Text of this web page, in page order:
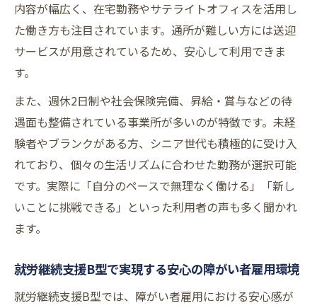
内容が幅広く、在宅勤務やサテライトオフィスを活用し
た働き方も注目されています。通所が難しい方には送迎
サービスが用意されているため、安心して利用できま
す。
また、週休2日制や社会保険完備、昇給・賞与などの待
遇面も整備されている事業所が多いのが特徴です。未経
験者やブランクがある方、シニア世代も積極的に受け入
れており、個々の生活リズムに合わせた勤務が選択可能
です。実際に「自分のペースで無理なく働ける」「新し
いことに挑戦できる」といった利用者の声も多く聞かれ
ます。
就労継続支援B型で実現する安心の障がい者雇用環境
就労継続支援B型では、障がい者雇用における安心感が